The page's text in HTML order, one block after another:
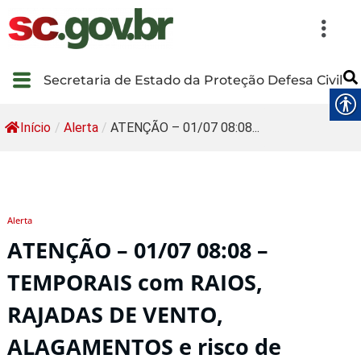
Secretaria de Estado da Proteção Defesa Civil
Início / Alerta / ATENÇÃO – 01/07 08:08...
Alerta
ATENÇÃO – 01/07 08:08 –
TEMPORAIS com RAIOS,
RAJADAS DE VENTO,
ALAGAMENTOS e risco de